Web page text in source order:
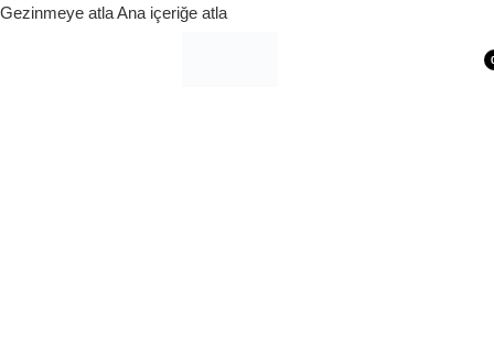
Gezinmeye atlaAna içeriğe atla